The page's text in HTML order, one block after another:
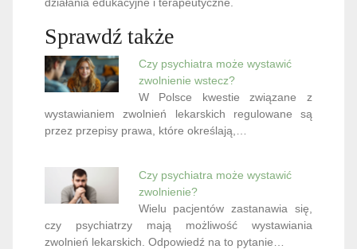
Sprawdź także
Czy psychiatra może wystawić
zwolnienie wstecz?
W Polsce kwestie związane z
wystawianiem zwolnień lekarskich regulowane są
przez przepisy prawa, które określają,…
Czy psychiatra może wystawić
zwolnienie?
Wielu pacjentów zastanawia się,
czy psychiatrzy mają możliwość wystawiania
zwolnień lekarskich. Odpowiedź na to pytanie…